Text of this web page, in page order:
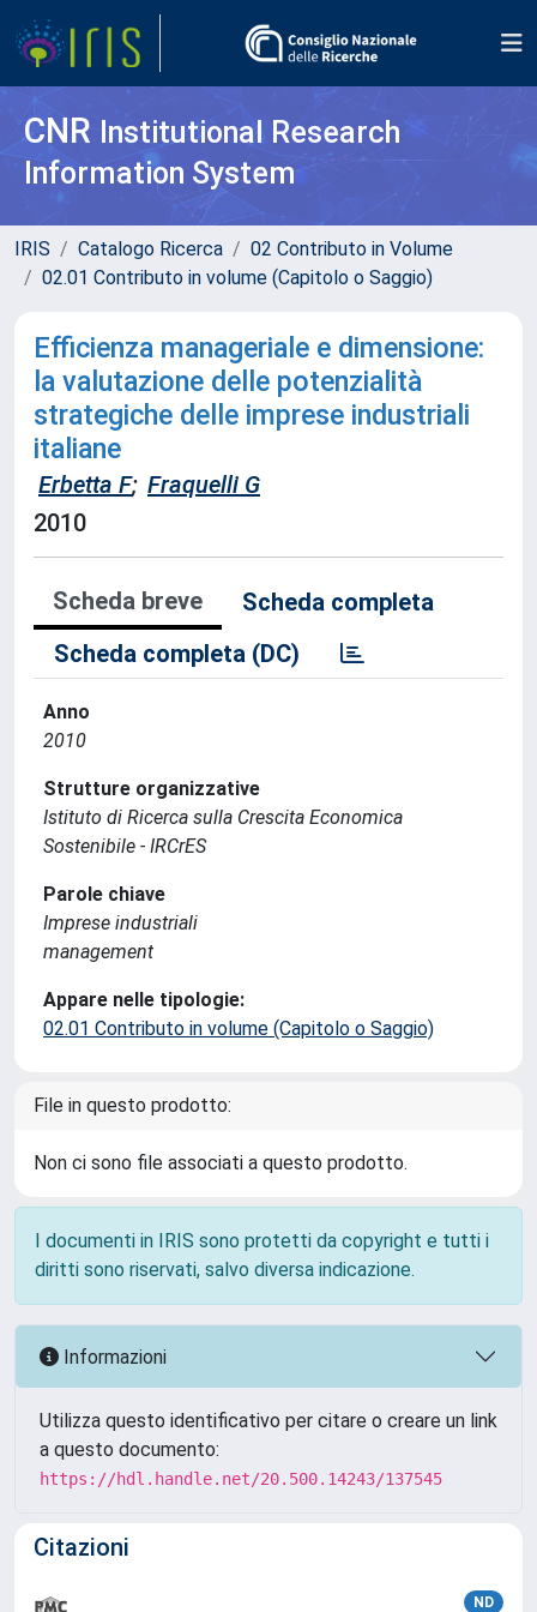
CNR Institutional Research
Information System
IRIS Catalogo Ricerca
02 Contributo in Volume
02.01 Contributo in volume (Capitolo o Saggio)
Efficienza manageriale e dimensione:
la valutazione delle potenzialità
strategiche delle imprese industriali
italiane
Erbetta F; Fraquelli G
2010
Scheda breve
Scheda completa
Scheda completa (DC)
Anno
2010
Strutture organizzative
Istituto di Ricerca sulla Crescita Economica
Sostenibile - IRCrES
Parole chiave
Imprese industriali
management
Appare nelle tipologie:
02.01 Contributo in volume (Capitolo o Saggio)
File in questo prodotto:
Non ci sono file associati a questo prodotto.
I documenti in IRIS sono protetti da copyright e tutti i
diritti sono riservati, salvo diversa indicazione.
Informazioni
Utilizza questo identificativo per citare o creare un link
a questo documento:
https://hdl.handle.net/20.500.14243/137545
Citazioni
ND